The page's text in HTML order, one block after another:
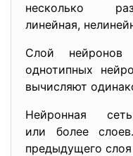
несколько
линейная,
Слой нейронов
однотипных
вычисляют
Нейронная
или более
предыдущего